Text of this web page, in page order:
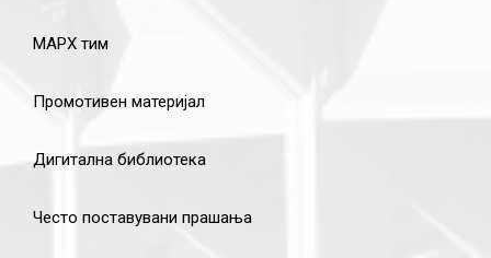
МАРХ тим
Промотивен материјал
Дигитална библиотека
Често поставувани прашања